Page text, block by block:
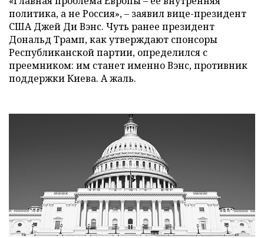
политика, а не Россия», – заявил вице-президент
США Джей Ди Вэнс. Чуть ранее президент
Дональд Трамп, как утверждают спонсоры
Республиканской партии, определился с
преемником: им станет именно Вэнс, противник
поддержки Киева. А жаль.